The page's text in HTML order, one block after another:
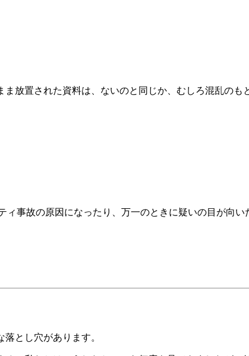
放置された資料は、ないのと同じか、むしろ混乱のも
事故の原因になったり、万一のときに疑いの目が向い
とし穴があります。